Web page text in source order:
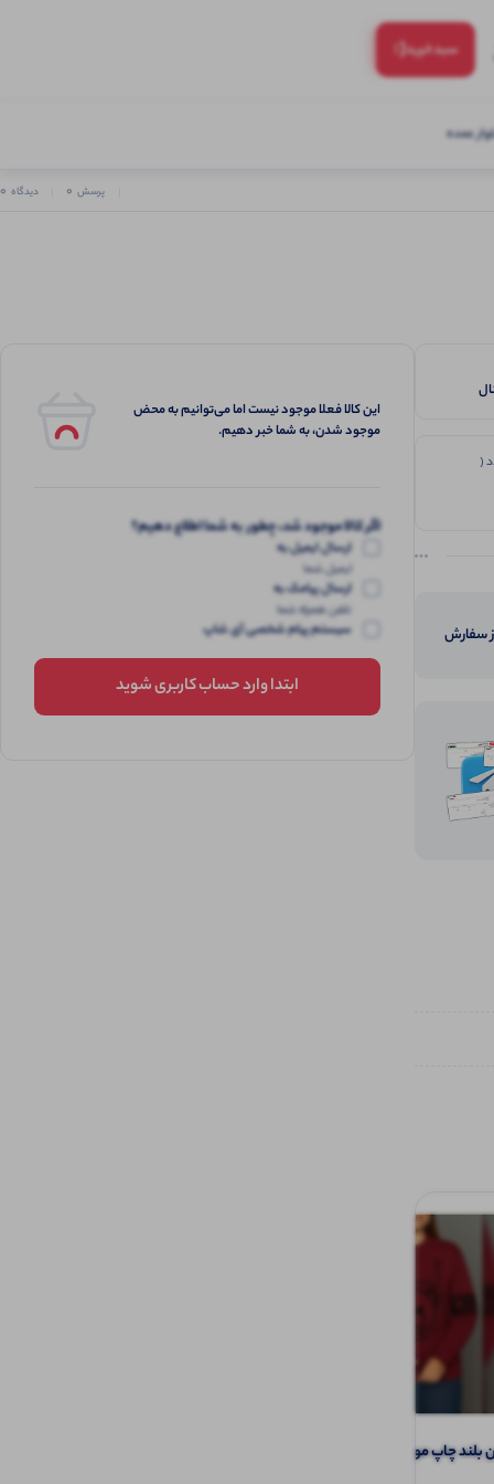
سبد‌خرید(:
عمده
پرسش 0 دیدگاه 0
(
سفارش
چاپ موچینو (پک 6 عددی)
این کالا فعلا موجود نیست اما می‌توانیم به محض
موجود شدن، به شما خبر دهیم.
اگر کالا موجود شد، چطور به شما اطلاع دهیم؟
ارسال ایمیل به
ایمیل شما
ارسال پیامک به
تلفن همراه شما
سیستم پیام شخصی آی شاپ
ابتدا وارد حساب کاربری شوید